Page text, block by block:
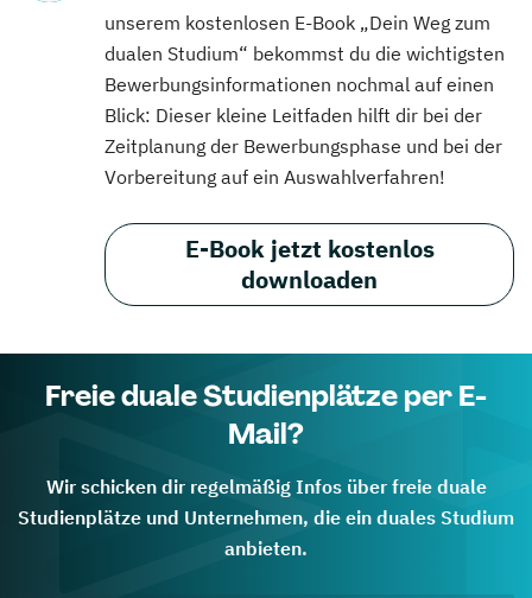
unserem kostenlosen E-Book „Dein Weg zum
dualen Studium“ bekommst du die wichtigsten
Bewerbungsinformationen nochmal auf einen
Blick: Dieser kleine Leitfaden hilft dir bei der
Zeitplanung der Bewerbungsphase und bei der
Vorbereitung auf ein Auswahlverfahren!
E-Book jetzt kostenlos
downloaden
Freie duale Studienplätze per E-
Mail?
Wir schicken dir regelmäßig Infos über freie duale
Studienplätze und Unternehmen, die ein duales Studium
anbieten.